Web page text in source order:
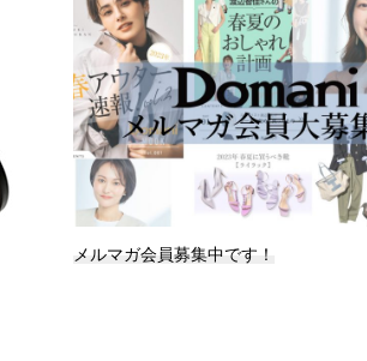
メルマガ会員募集中です！